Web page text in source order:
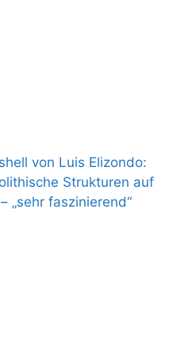
von Luis Elizondo:
Strukturen auf
„sehr faszinierend“